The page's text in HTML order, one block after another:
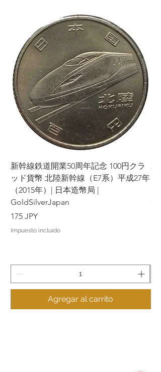
新幹線鉄道開業50周年記念 100円クラ
ッド貨幣 北陸新幹線（E7系）平成27年
（2015年）| 日本造幣局 |
GoldSilverJapan
Precio
175 JPY
Impuesto incluido
Agregar al carrito